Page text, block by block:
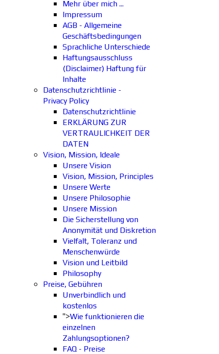
Mehr über mich ...
Impressum
AGB - Allgemeine
Geschäftsbedingungen
Sprachliche Unterschiede
Haftungsausschluss
(Disclaimer) Haftung für
Inhalte
Datenschutzrichtlinie -
Privacy Policy
Datenschutzrichtlinie
ERKLÄRUNG ZUR
VERTRAULICHKEIT DER
DATEN
Vision, Mission, Ideale
Unsere Vision
Vision, Mission, Principles
Unsere Werte
Unsere Philosophie
Unsere Mission
Die Sicherstellung von
Anonymität und Diskretion
Vielfalt, Toleranz und
Menschenwürde
Vision und Leitbild
Philosophy
Preise, Gebühren
Unverbindlich und
kostenlos
">Wie funktionieren die
einzelnen
Zahlungsoptionen?
FAQ - Preise